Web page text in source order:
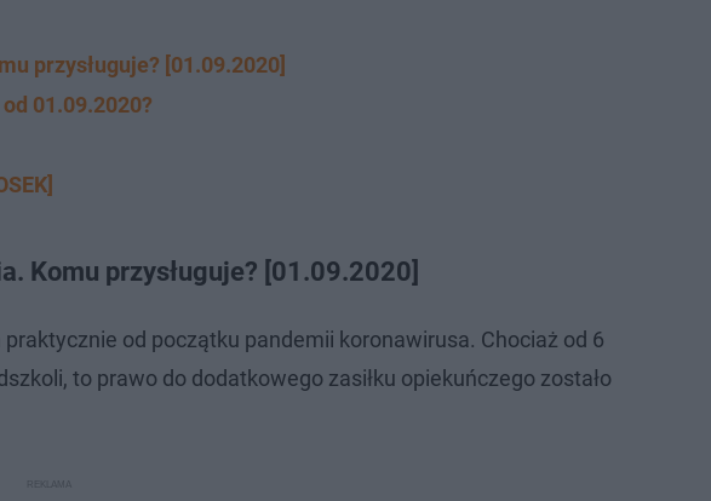
przysługuje? [01.09.2020]
01.09.2020?
Komu przysługuje? [01.09.2020]
od początku pandemii koronawirusa. Chociaż od 6
to prawo do dodatkowego zasiłku opiekuńczego zostało